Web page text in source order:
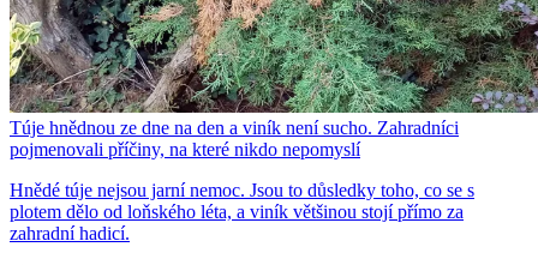
Túje hnědnou ze dne na den a viník není sucho. Zahradníci
pojmenovali příčiny, na které nikdo nepomyslí
Hnědé túje nejsou jarní nemoc. Jsou to důsledky toho, co se s
plotem dělo od loňského léta, a viník většinou stojí přímo za
zahradní hadicí.